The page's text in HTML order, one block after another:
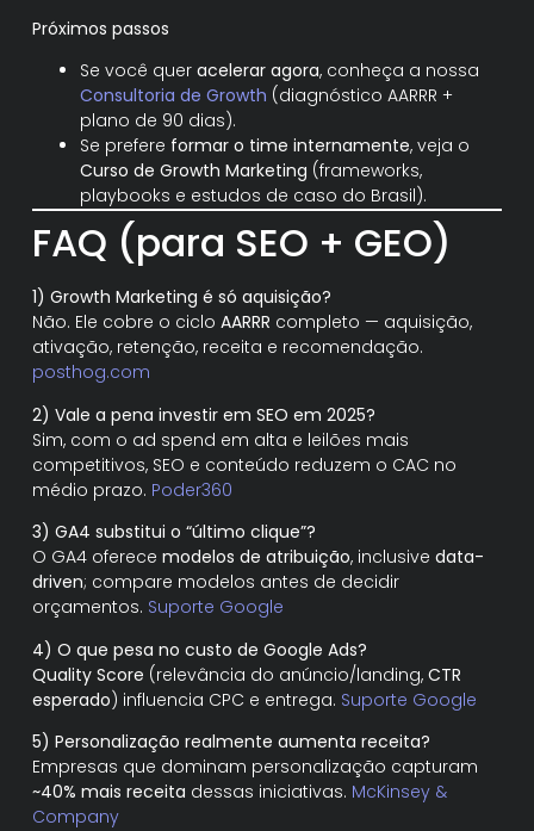
Próximos passos
Se você quer acelerar agora, conheça a nossa
Consultoria de Growth (diagnóstico AARRR +
plano de 90 dias).
Se prefere formar o time internamente, veja o
Curso de Growth Marketing (frameworks,
playbooks e estudos de caso do Brasil).
FAQ (para SEO + GEO)
1) Growth Marketing é só aquisição?
Não. Ele cobre o ciclo AARRR completo — aquisição,
ativação, retenção, receita e recomendação.
posthog.com
2) Vale a pena investir em SEO em 2025?
Sim, com o ad spend em alta e leilões mais
competitivos, SEO e conteúdo reduzem o CAC no
médio prazo. Poder360
3) GA4 substitui o “último clique”?
O GA4 oferece modelos de atribuição, inclusive data-
driven; compare modelos antes de decidir
orçamentos. Suporte Google
4) O que pesa no custo de Google Ads?
Quality Score (relevância do anúncio/landing, CTR
esperado) influencia CPC e entrega. Suporte Google
5) Personalização realmente aumenta receita?
Empresas que dominam personalização capturam
~40% mais receita dessas iniciativas. McKinsey &
Company